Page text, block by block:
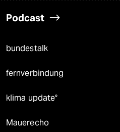
Podcast
bundestalk
fernverbindung
klima update°
Mauerecho